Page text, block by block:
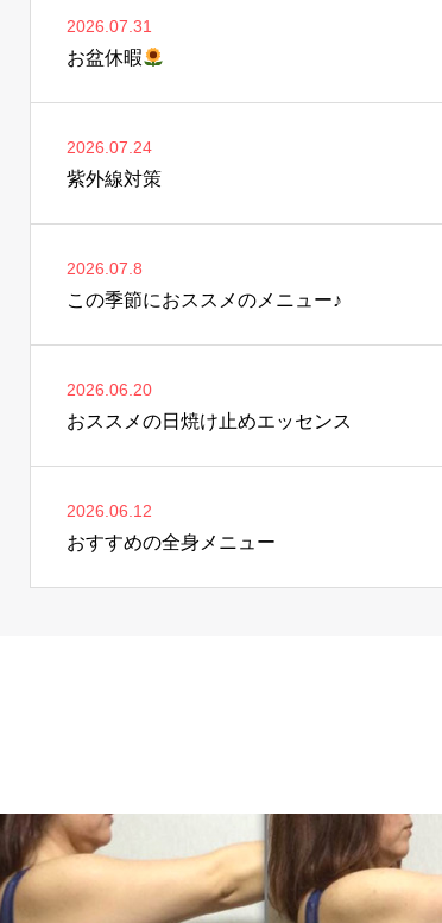
2026.07.31
お盆休暇
2026.07.24
紫外線対策
2026.07.8
この季節におススメのメニュー♪
2026.06.20
おススメの日焼け止めエッセンス
2026.06.12
おすすめの全身メニュー